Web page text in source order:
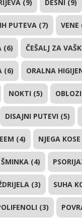
(9) DESNI (9)
PUTEVA (7) VENE
(6) ČEŠALJ ZA
(6) ORALNA
NOKTI (5)
DISAJNI PUTEVI (5)
(4) NJEGA
ŠMINKA (4)
(3) SUHA
(3)